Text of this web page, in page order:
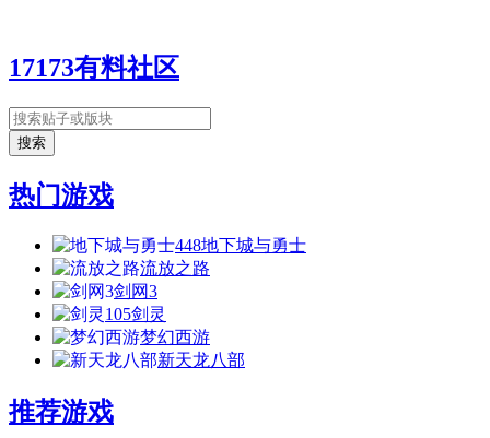
17173有料社区
热门游戏
448地下城与勇士
流放之路
剑网3
105剑灵
梦幻西游
新天龙八部
推荐游戏